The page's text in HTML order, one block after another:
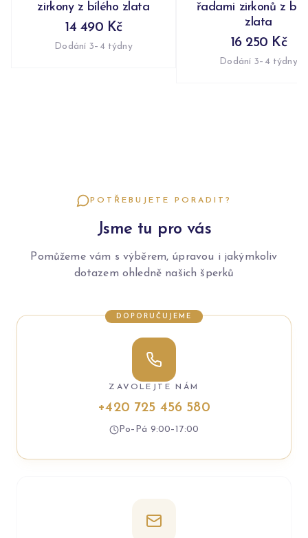
zirkony z bílého zlata
14 490 Kč
Dodání 3–4 týdny
řadami zirkonů z
zlata
16 250 Kč
Dodání 3–4 týdny
POTŘEBUJETE PORADIT?
Jsme tu pro vás
Pomůžeme vám s výběrem, úpravou i jakýmkoliv
dotazem ohledně našich šperků
DOPORUČUJEME
ZAVOLEJTE NÁM
+420 725 456 580
Po–Pá 9:00–17:00